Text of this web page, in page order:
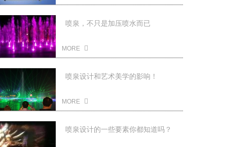
喷泉，不只是加压喷水而已
MORE
喷泉设计和艺术美学的影响！
MORE
喷泉设计的一些要素你都知道吗？